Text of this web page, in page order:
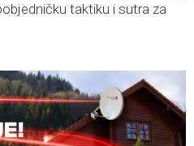
taktiku i sutra za